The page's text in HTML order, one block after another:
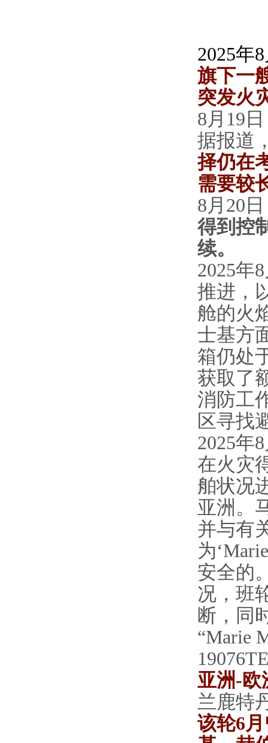
2025年
旗下一
突发火
8月19
据报道
择仍在
需要较
8月20
得到控
续。
2025年
推进，
舱的火
士基方
箱仍处
获取了
消防工
区寻找
2025年
在火灾
舶状况
亚洲。
并与有
为
安全的
况，班
断，同
“Marie
亚洲-欧
兰鹿特
该轮6